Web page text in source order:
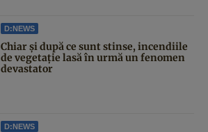
D:NEWS
Chiar și după ce sunt stinse, incendiile
de vegetație lasă în urmă un fenomen
devastator
D:NEWS